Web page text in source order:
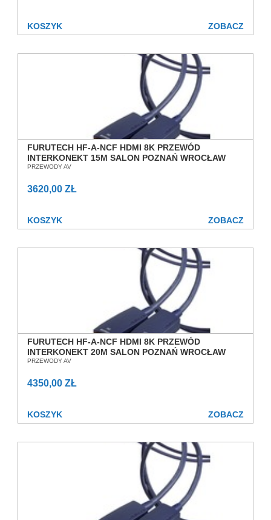
KOSZYK ZOBACZ
FURUTECH HF-A-NCF HDMI 8K PRZEWÓD
INTERKONEKT 15M SALON POZNAŃ WROCŁAW
PRZEWODY AV
3620,00 ZŁ
KOSZYK ZOBACZ
FURUTECH HF-A-NCF HDMI 8K PRZEWÓD
INTERKONEKT 20M SALON POZNAŃ WROCŁAW
PRZEWODY AV
4350,00 ZŁ
KOSZYK ZOBACZ